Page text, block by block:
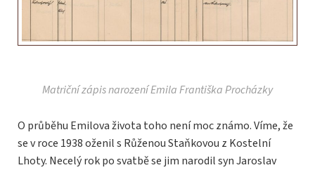
Matriční zápis narození Emila Františka Procházky
O průběhu Emilova života toho není moc známo. Víme, že
se v roce 1938 oženil s Růženou Staňkovou z Kostelní
Lhoty. Necelý rok po svatbě se jim narodil syn Jaroslav